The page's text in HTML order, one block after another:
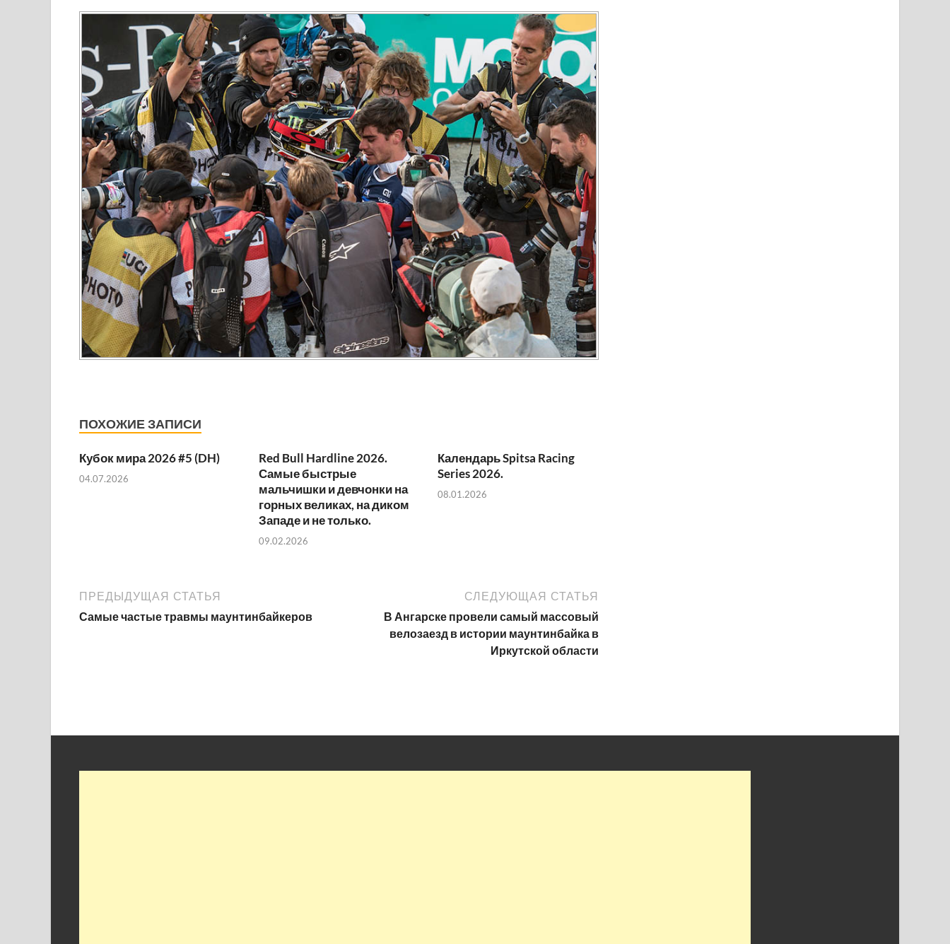
ПОХОЖИЕ ЗАПИСИ
Кубок мира 2026 #5 (DH)
04.07.2026
Red Bull Hardline 2026.
Самые быстрые
мальчишки и девчонки на
горных великах, на диком
Западе и не только.
09.02.2026
Календарь Spitsa Racing
Series 2026.
08.01.2026
ПРЕДЫДУЩАЯ СТАТЬЯ
Самые частые травмы маунтинбайкеров
СЛЕДУЮЩАЯ СТАТЬЯ
В Ангарске провели самый массовый
велозаезд в истории маунтинбайка в
Иркутской области